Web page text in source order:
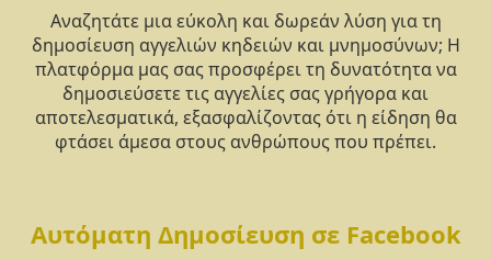
Αναζητάτε μια εύκολη και δωρεάν λύση για τη
δημοσίευση αγγελιών κηδειών και μνημοσύνων; Η
πλατφόρμα μας σας προσφέρει τη δυνατότητα να
δημοσιεύσετε τις αγγελίες σας γρήγορα και
αποτελεσματικά, εξασφαλίζοντας ότι η είδηση θα
φτάσει άμεσα στους ανθρώπους που πρέπει.
Αυτόματη Δημοσίευση σε Facebook